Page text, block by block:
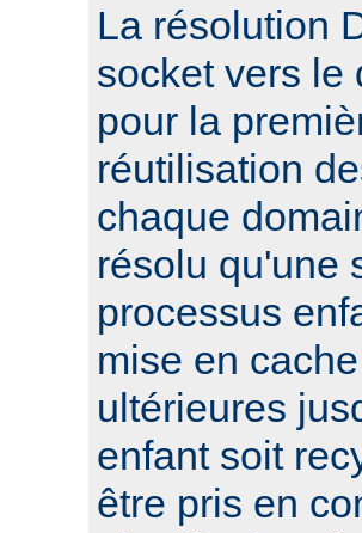
La résolution
socket vers le
pour la
réutilisation
chaque
résolu qu'une
processus
mise en
ultérieures
enfant soit
être pris en